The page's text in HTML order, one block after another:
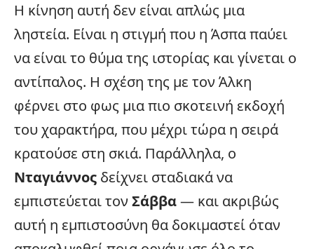
Η κίνηση αυτή δεν είναι απλώς μια
ληστεία. Είναι η στιγμή που η Άσπα παύει
να είναι το θύμα της ιστορίας και γίνεται ο
αντίπαλος. Η σχέση της με τον Άλκη
φέρνει στο φως μια πιο σκοτεινή εκδοχή
του χαρακτήρα, που μέχρι τώρα η σειρά
κρατούσε στη σκιά. Παράλληλα, ο
Νταγιάννος δείχνει σταδιακά να
εμπιστεύεται τον Σάββα— και ακριβώς
αυτή η εμπιστοσύνη θα δοκιμαστεί όταν